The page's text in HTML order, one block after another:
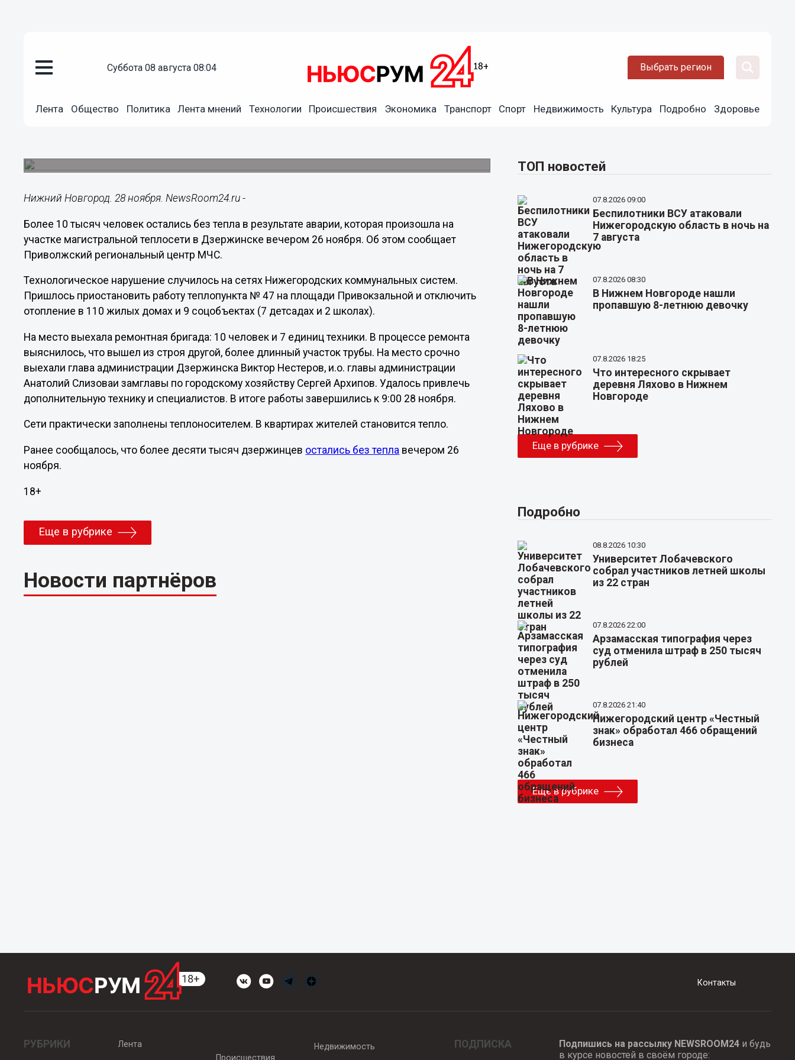
суббота 08 августа 08:04 Выбрать регион
Лента Общество Политика Лента мнений Технологии Происшествия Экономика Транспорт Спорт Недвижимость Культура Подробно Здоровье
Авария в Дзержинске оставила без тепла более 10 тысяч
Нижний Новгород. 28 ноября. NewsRoom24.ru -
Более 10 тысяч человек остались без тепла в результате аварии, которая произошла на
участке магистральной теплосети в Дзержинске вечером 26 ноября. Об этом сообщает
Приволжский региональный центр МЧС.
Технологическое нарушение случилось на сетях Нижегородских коммунальных систем.
Пришлось приостановить работу теплопункта № 47 на площади Привокзальной и отключить
отопление в 110 жилых домах и 9 соцобъектах (7 детсадах и 2 школах).
На место выехала ремонтная бригада: 10 человек и 7 единиц техники. В процессе ремонта
выяснилось, что вышел из строя другой, более длинный участок трубы. На место срочно
выехали глава администрации Дзержинска Виктор Нестеров, и.о. главы администрации
Анатолий Слизоваи замглавы по городскому хозяйству Сергей Архипов. Удалось привлечь
дополнительную технику и специалистов. В итоге работы завершились к 9:00 28 ноября.
Сети практически заполнены теплоносителем. В квартирах жителей становится тепло.
Ранее сообщалось, что более десяти тысяч дзержинцев остались без тепла вечером 26
ноября.
18+
Еще в рубрике
Новости партнёров
ТОП новостей
07.8.2026 09:00
Беспилотники ВСУ атаковали
Нижегородскую область в ночь на
7 августа
07.8.2026 08:30
В Нижнем Новгороде нашли
пропавшую 8-летнюю девочку
07.8.2026 18:25
Что интересного скрывает
деревня Ляхово в Нижнем
Новгороде
Еще в рубрике
Подробно
08.8.2026 10:30
Университет Лобачевского
собрал участников летней школы
из 22 стран
07.8.2026 22:00
Арзамасская типография через
суд отменила штраф в 250 тысяч
рублей
07.8.2026 21:40
Нижегородский центр «Честный
знак» обработал 466 обращений
бизнеса
Еще в рубрике
Контакты
РУБРИКИ
Лента
Происшествия
Недвижимость ПОДПИСКА Подпишись на рассылку NEWSROOM24и будь
в курсе новостей в своём городе: